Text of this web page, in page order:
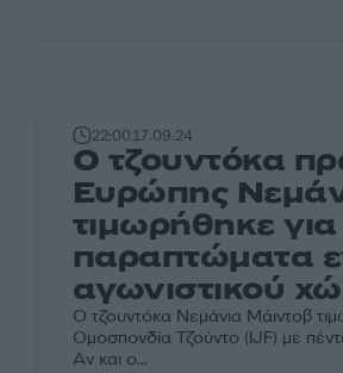
22:0017.09.24
O τζουντόκα
Ευρώπης
τιμωρήθηκε
παραπτώματα
αγωνιστικού
Ο τζουντόκα Νεμάνια Μάιντοβ
Ομοσπονδία Τζούντο (IJF) με
Αν και ο...